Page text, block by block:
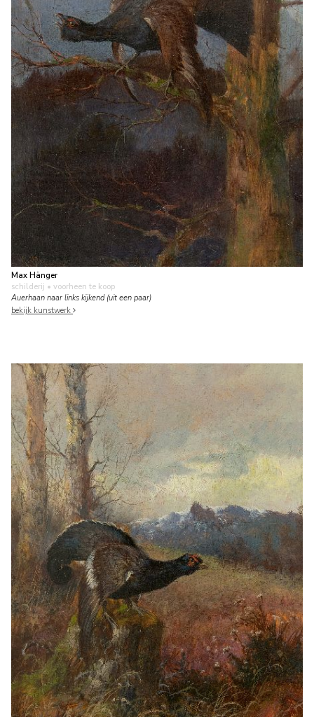
Max Hänger
schilderij • voorheen te koop
Auerhaan naar links kijkend (uit een paar)
bekijk kunstwerk